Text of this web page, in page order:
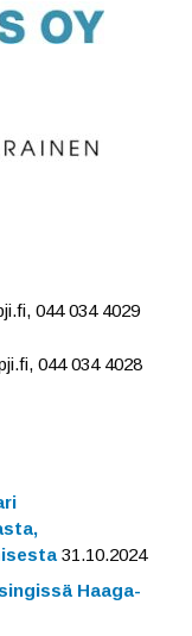
044 034 4029
044 034 4028
31.10.2024
Haaga-